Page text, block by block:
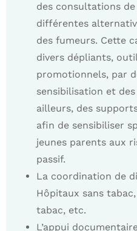
des consultations
différentes
des fumeurs. Cette
divers dépliants,
promotionnels, par
sensibilisation et
ailleurs, des
afin de sensibiliser
jeunes parents aux
passif.
La coordination de
Hôpitaux sans
tabac, etc.
L’appui